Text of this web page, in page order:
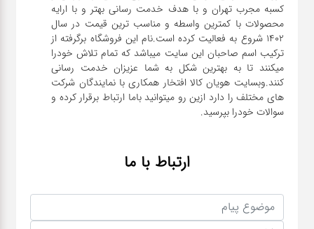
کسبه مجرب تهران و با هدف خدمت رسانی بهتر و با ارایه
محصولات با کمترین واسطه و مناسب ترین قیمت در سال
1402 شروع به فعالیت کرده است.نام این فروشگاه برگرفته از
ترکیب اسم صاحبان این سایت میباشد که تمام تلاش خودرا
میکنند تا به بهترین شکل به شما عزیزان خدمت رسانی
کنند.وبسایت هویان کالا افتخار همکاری با نمایندگان شرکت
های مختلف را دارد ازین رو میتوانید باما ارتباط برقرار کرده و
سوالات خودرا بپرسید.
ارتباط با ما